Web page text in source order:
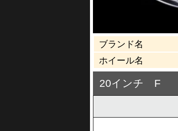
ブランド名
ホイール名
20インチ F